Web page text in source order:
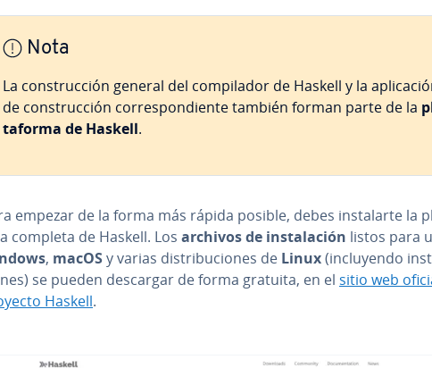
Nota
La co­n­s­tru­c­ción general del co­m­pi­la­dor de Haskell y la
de co­n­s­tru­c­ción co­rre­s­po­n­die­n­te también forman parte de la
ta­fo­r­ma de Haskell.
empezar de la forma más rápida posible, debes in­s­ta­lar­te la
completa de Haskell. Los archivos de in­s­ta­la­ción listos para
, macOSy varias di­s­tri­bu­cio­nes de Linux(in­clu­ye­n­do
se pueden descargar de forma gratuita, en el sitio web
Haskell.